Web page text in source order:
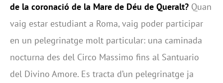
de la coronació de la Mare de Déu de Queralt? Quan
vaig estar estudiant a Roma, vaig poder participar
en un pelegrinatge molt particular: una caminada
nocturna des del Circo Massimo fins al Santuario
del Divino Amore. Es tracta d’un pelegrinatge ja